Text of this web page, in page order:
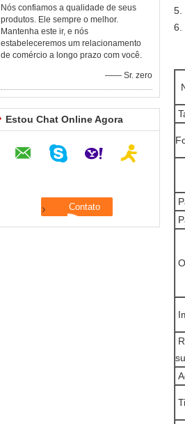
Nós confiamos a qualidade de seus
produtos. Ele sempre o melhor.
Mantenha este ir, e nós
estabeleceremos um relacionamento
de comércio a longo prazo com você.
—— Sr. zero
Estou Chat Online Agora
5.
6.